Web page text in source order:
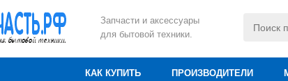
Запчасти и аксессуары
для бытовой техники.
КАК КУПИТЬ ПРОИЗВОДИТЕЛИ